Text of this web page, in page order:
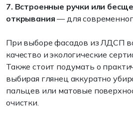
7. Встроенные ручки или
открывания — для
При выборе фасадов из ЛДСП
качество и экологические
Также стоит подумать о
выбирая глянец аккуратно
пальцев или матовые
очистки.